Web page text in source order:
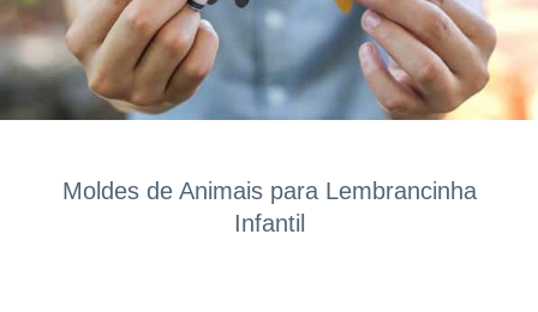
Moldes de Animais para Lembrancinha
Infantil